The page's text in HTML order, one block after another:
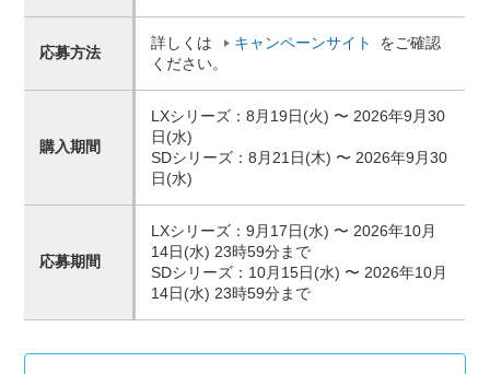
応募方法
詳しくは キャンペーンサイト
をご確認
ください。
購入期間
LXシリーズ：8月19日(火) 〜 2026年9月30
日(水)
SDシリーズ：8月21日(木) 〜 2026年9月30
日(水)
応募期間
LXシリーズ：9月17日(水) 〜 2026年10月
14日(水) 23時59分まで
SDシリーズ：10月15日(水) 〜 2026年10月
14日(水) 23時59分まで